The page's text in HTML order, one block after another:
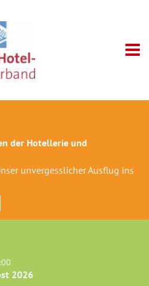
der Hotellerie und
unvergesslicher Ausflug ins
2026